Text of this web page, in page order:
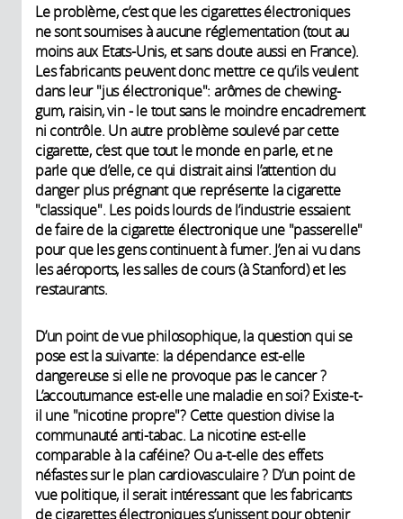
Le problème, c’est que les cigarettes électroniques
ne sont soumises à aucune réglementation (tout au
moins aux Etats-Unis, et sans doute aussi en France).
Les fabricants peuvent donc mettre ce qu’ils veulent
dans leur "jus électronique": arômes de chewing-
gum, raisin, vin - le tout sans le moindre encadrement
ni contrôle. Un autre problème soulevé par cette
cigarette, c’est que tout le monde en parle, et ne
parle que d’elle, ce qui distrait ainsi l’attention du
danger plus prégnant que représente la cigarette
"classique". Les poids lourds de l’industrie essaient
de faire de la cigarette électronique une "passerelle"
pour que les gens continuent à fumer. J’en ai vu dans
les aéroports, les salles de cours (à Stanford) et les
restaurants.
D’un point de vue philosophique, la question qui se
pose est la suivante: la dépendance est-elle
dangereuse si elle ne provoque pas le cancer ?
L’accoutumance est-elle une maladie en soi? Existe-t-
il une "nicotine propre"? Cette question divise la
communauté anti-tabac. La nicotine est-elle
comparable à la caféine? Ou a-t-elle des effets
néfastes sur le plan cardiovasculaire ? D’un point de
vue politique, il serait intéressant que les fabricants
de cigarettes électroniques s’unissent pour obtenir